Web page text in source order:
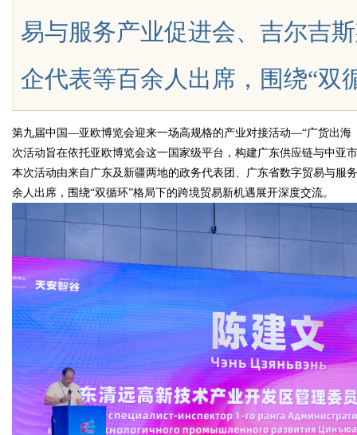
Bo
ar
易与服务产业促进会、吉尔吉
企代表等百余人出席，围绕“双
第九届中国—亚欧博览会迎来一场高规格的产业对接活动—“广货出海
次活动旨在依托亚欧博览会这一国家级平台，构建广东供应链与中亚
本次活动由来自广东及新疆两地的政务代表团、广东省数字贸易与服
余人出席，围绕“双循环”格局下的跨境贸易新机遇展开深度交流。